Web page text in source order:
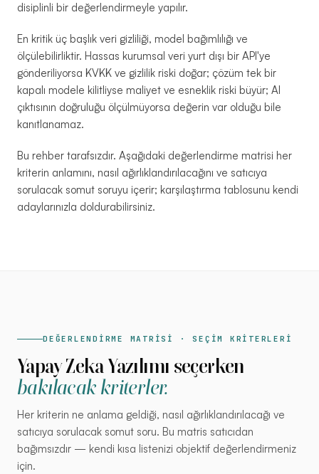
disiplinli bir değerlendirmeyle yapılır.
En kritik üç başlık veri gizliliği, model bağımlılığı ve
ölçülebilirliktir. Hassas kurumsal veri yurt dışı bir API'ye
gönderiliyorsa KVKK ve gizlilik riski doğar; çözüm tek bir
kapalı modele kilitliyse maliyet ve esneklik riski büyür; AI
çıktısının doğruluğu ölçülmüyorsa değerin var olduğu bile
kanıtlanamaz.
Bu rehber tarafsızdır. Aşağıdaki değerlendirme matrisi her
kriterin anlamını, nasıl ağırlıklandırılacağını ve satıcıya
sorulacak somut soruyu içerir; karşılaştırma tablosunu kendi
adaylarınızla doldurabilirsiniz.
DEĞERLENDİRME MATRİSİ · SEÇİM KRİTERLERİ
Yapay Zeka Yazılımı seçerken
bakılacak kriterler.
Her kriterin ne anlama geldiği, nasıl ağırlıklandırılacağı ve
satıcıya sorulacak somut soru. Bu matris satıcıdan
bağımsızdır — kendi kısa listenizi objektif değerlendirmeniz
için.